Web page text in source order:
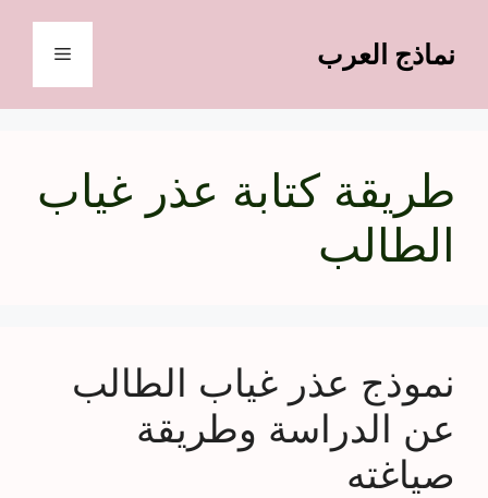
المحتوىنماذج العرب القائمة
طريقة كتابة عذر غياب
الطالب
نموذج عذر غياب الطالب
عن الدراسة وطريقة
صياغته